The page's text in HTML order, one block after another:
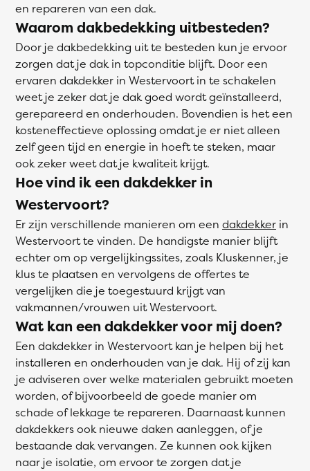
en repareren van een dak.
Waarom dakbedekking uitbesteden?
Door je dakbedekking uit te besteden kun je ervoor
zorgen dat je dak in topconditie blijft. Door een
ervaren dakdekker in Westervoort in te schakelen
weet je zeker dat je dak goed wordt geïnstalleerd,
gerepareerd en onderhouden. Bovendien is het een
kosteneffectieve oplossing omdat je er niet alleen
zelf geen tijd en energie in hoeft te steken, maar
ook zeker weet dat je kwaliteit krijgt.
Hoe vind ik een dakdekker in
Westervoort?
Er zijn verschillende manieren om een dakdekker in
Westervoort te vinden. De handigste manier blijft
echter om op vergelijkingssites, zoals Kluskenner, je
klus te plaatsen en vervolgens de offertes te
vergelijken die je toegestuurd krijgt van
vakmannen/vrouwen uit Westervoort.
Wat kan een dakdekker voor mij doen?
Een dakdekker in Westervoort kan je helpen bij het
installeren en onderhouden van je dak. Hij of zij kan
je adviseren over welke materialen gebruikt moeten
worden, of bijvoorbeeld de goede manier om
schade of lekkage te repareren. Daarnaast kunnen
dakdekkers ook nieuwe daken aanleggen, of je
bestaande dak vervangen. Ze kunnen ook kijken
naar je isolatie, om ervoor te zorgen dat je